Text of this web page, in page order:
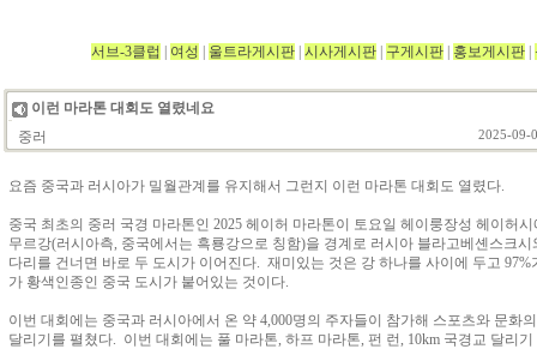
서브-3클럽 여성 울트라게시판 시사게시판 구게시판 홍보게시판
이런 마라톤 대회도 열렸네요
중러
2025-09-
요즘 중국과 러시아가 밀월관계를 유지해서 그런지 이런 마라톤 대회도 열렸다.
중국 최초의 중러 국경 마라톤인 2025 헤이허 마라톤이 토요일 헤이룽장성 헤이허
무르강(러시아측, 중국에서는 흑룡강으로 칭함)을 경계로 러시아 블라고베셴스크시
다리를 건너면 바로 두 도시가 이어진다. 재미있는 것은 강 하나를 사이에 두고 97%
가 황색인종인 중국 도시가 붙어있는 것이다.
이번 대회에는 중국과 러시아에서 온 약 4,000명의 주자들이 참가해 스포츠와 문화
달리기를 펼쳤다. 이번 대회에는 풀 마라톤, 하프 마라톤, 펀 런, 10km 국경교 달리